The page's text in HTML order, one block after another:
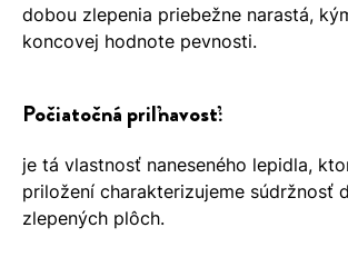
dobou zlepenia priebežne narastá,
koncovej hodnote pevnosti.
Počiatočná priľnavosť:
je tá vlastnosť naneseného lepidla,
priložení charakterizujeme súdržnosť
zlepených plôch.